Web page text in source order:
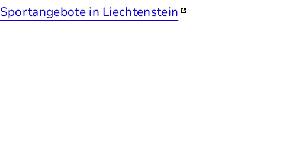
Sportangebote in Liechtenstein